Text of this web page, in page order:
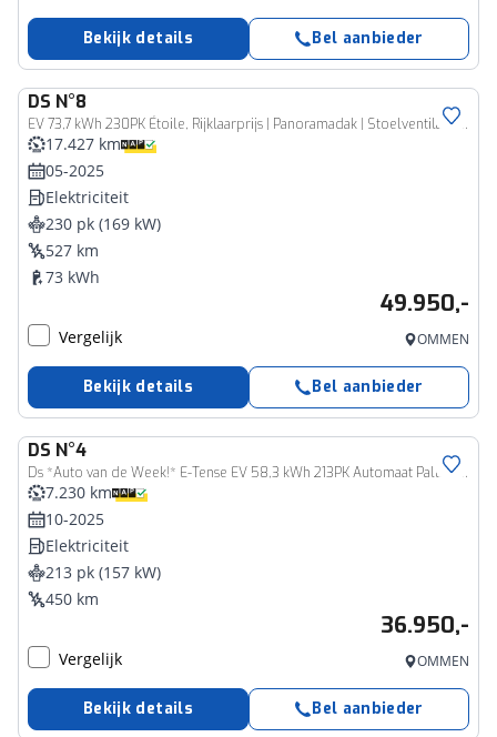
Bekijk details Bel aanbieder
DS N°8
EV 73,7 kWh 230PK Étoile, Rijklaarprijs | Panoramadak | Stoelventilatie | Leder | Focal Audio
17.427 km
05-2025
Elektriciteit
230 pk (169 kW)
527 km
73 kWh
49.950,-
Vergelijk OMMEN
Bekijk details Bel aanbieder
DS N°4
Ds *Auto van de Week!* E-Tense EV 58,3 kWh 213PK Automaat Pallas, Rijklaarprijs | Two tone | Adaptieve Cruise Control
7.230 km
10-2025
Elektriciteit
213 pk (157 kW)
450 km
36.950,-
Vergelijk OMMEN
Bekijk details Bel aanbieder